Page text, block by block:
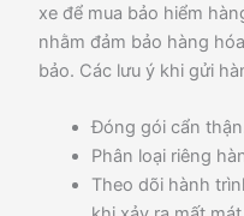
xe để mua bảo hiểm
nhằm đảm bảo hàng
bảo. Các lưu ý khi gửi
Đóng gói cẩn
Phân loại riêng
Theo dõi hành